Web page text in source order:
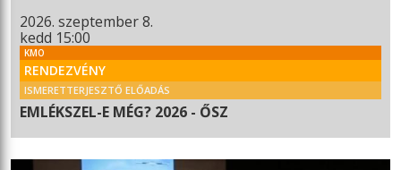
2026. szeptember 8.
kedd 15:00
KMO
RENDEZVÉNY
ISMERETTERJESZTŐ ELŐADÁS
EMLÉKSZEL-E MÉG? 2026 - ŐSZ